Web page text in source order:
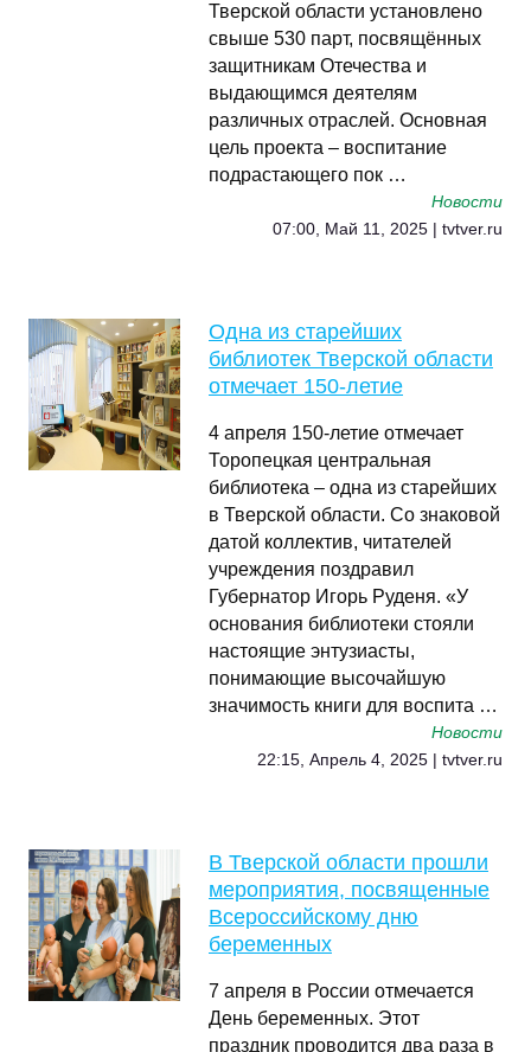
Тверской области установлено
свыше 530 парт, посвящённых
защитникам Отечества и
выдающимся деятелям
различных отраслей. Основная
цель проекта – воспитание
подрастающего пок …
Новости
07:00, Май 11, 2025 | tvtver.ru
Одна из старейших
библиотек Тверской области
отмечает 150-летие
4 апреля 150-летие отмечает
Торопецкая центральная
библиотека – одна из старейших
в Тверской области. Со знаковой
датой коллектив, читателей
учреждения поздравил
Губернатор Игорь Руденя. «У
основания библиотеки стояли
настоящие энтузиасты,
понимающие высочайшую
значимость книги для воспита …
Новости
22:15, Апрель 4, 2025 | tvtver.ru
В Тверской области прошли
мероприятия, посвященные
Всероссийскому дню
беременных
7 апреля в России отмечается
День беременных. Этот
праздник проводится два раза в